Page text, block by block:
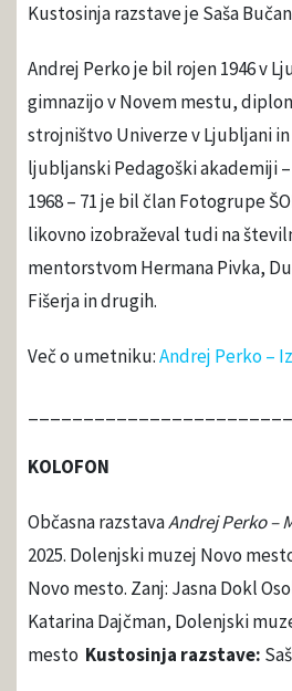
Kustosinja razstave je Saša
Andrej Perko je bil rojen 1946 v
gimnazijo v Novem mestu,
strojništvo Univerze v Ljubljani
ljubljanski Pedagoški akademiji
1968 – 71 je bil član Fotogrupe
likovno izobraževal tudi na
mentorstvom Hermana Pivka,
Fišerja in drugih.
Več o umetniku:Andrej Perko –
KOLOFON
Občasna razstavaAndrej Perko –
2025. Dolenjski muzej Novo
Novo mesto. Zanj: Jasna Dokl
Katarina Dajčman, Dolenjski
mesto Kustosinja razstave: